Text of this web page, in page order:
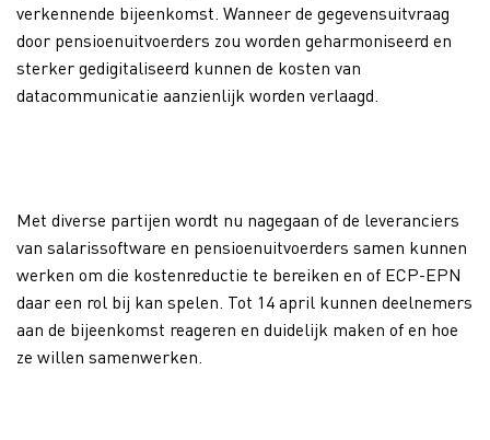
verkennende bijeenkomst. Wanneer de gegevensuitvraag
door pensioenuitvoerders zou worden geharmoniseerd en
sterker gedigitaliseerd kunnen de kosten van
datacommunicatie aanzienlijk worden verlaagd.
Met diverse partijen wordt nu nagegaan of de leveranciers
van salarissoftware en pensioenuitvoerders samen kunnen
werken om die kostenreductie te bereiken en of ECP-EPN
daar een rol bij kan spelen. Tot 14 april kunnen deelnemers
aan de bijeenkomst reageren en duidelijk maken of en hoe
ze willen samenwerken.